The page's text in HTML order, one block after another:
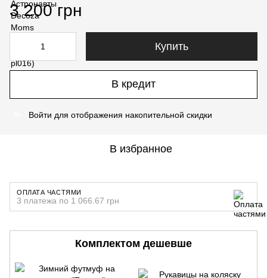
3 200 грн
Купить
В кредит
Войти для отображения накопительной скидки
В избранное
ОПЛАТА ЧАСТЯМИ
3 платежа по 1 066.67 грн
Комплектом дешевше